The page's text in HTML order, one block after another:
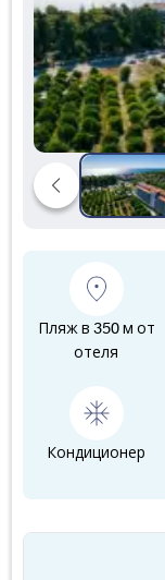
Пляж в 350 м от
отеля
Кондиционер